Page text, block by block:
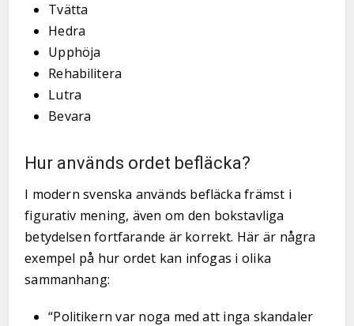
Tvätta
Hedra
Upphöja
Rehabilitera
Lutra
Bevara
Hur används ordet befläcka?
I modern svenska används befläcka främst i
figurativ mening, även om den bokstavliga
betydelsen fortfarande är korrekt. Här är några
exempel på hur ordet kan infogas i olika
sammanhang:
“Politikern var noga med att inga skandaler